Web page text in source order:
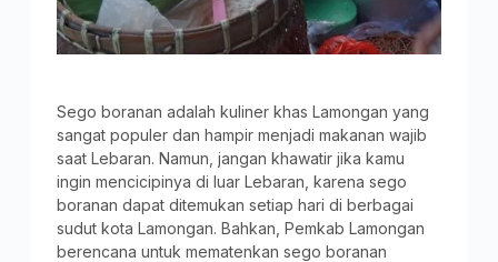
Sego boranan adalah kuliner khas Lamongan yang
sangat populer dan hampir menjadi makanan wajib
saat Lebaran. Namun, jangan khawatir jika kamu
ingin mencicipinya di luar Lebaran, karena sego
boranan dapat ditemukan setiap hari di berbagai
sudut kota Lamongan. Bahkan, Pemkab Lamongan
berencana untuk mematenkan sego boranan